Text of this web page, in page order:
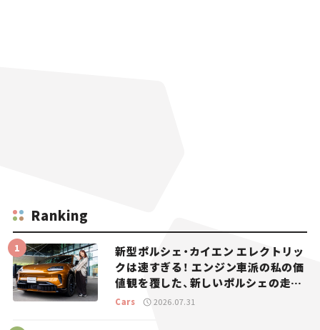
Ranking
新型ポルシェ・カイエン エレクトリッ
クは速すぎる！ エンジン車派の私の価
値観を覆した、新しいポルシェの走
り。
Cars 2026.07.31